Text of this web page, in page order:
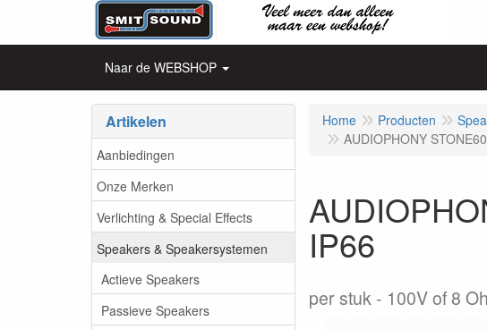
Naar de WEBSHOP
Artikelen
Aanbiedingen
Onze Merken
Verlichting & Special Effects
Speakers & Speakersystemen
Actieve Speakers
Passieve Speakers
Home Producten
AUDIOPHONY
IP66
per stuk 100V of 8